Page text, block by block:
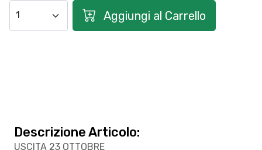
Aggiungi al Carrello
Descrizione Articolo:
USCITA 23 OTTOBRE